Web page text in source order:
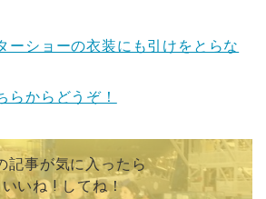
ーショーの衣装にも引けをとらな
らからどうぞ！
記事が気に入ったら
いいね ! してね！